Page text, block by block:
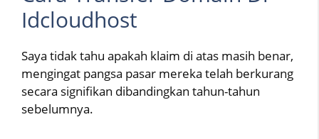
Idcloudhost
Saya tidak tahu apakah klaim di atas masih benar,
mengingat pangsa pasar mereka telah berkurang
secara signifikan dibandingkan tahun-tahun
sebelumnya.